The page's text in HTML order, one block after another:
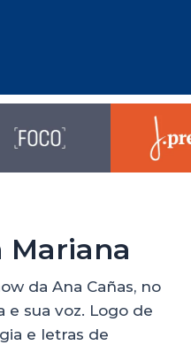
Mariana
da Ana Cañas, no
e sua voz. Logo de
e letras de